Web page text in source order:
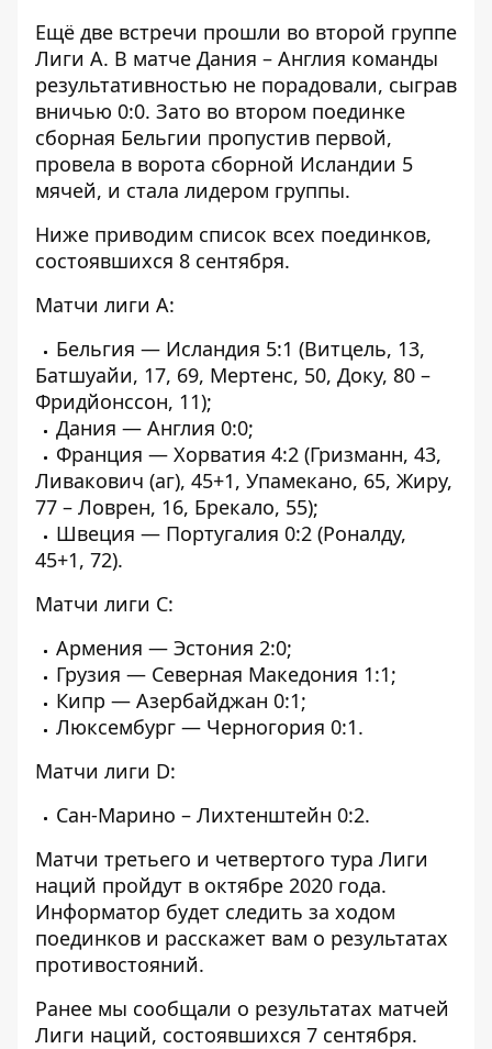
Ещё две встречи прошли во второй группе
Лиги А. В матче Дания – Англия команды
результативностью не порадовали, сыграв
вничью 0:0. Зато во втором поединке
сборная Бельгии пропустив первой,
провела в ворота сборной Исландии 5
мячей, и стала лидером группы.
Ниже приводим список всех поединков,
состоявшихся 8 сентября.
Матчи лиги А:
Бельгия — Исландия 5:1 (Витцель, 13,
Батшуайи, 17, 69, Мертенс, 50, Доку, 80 –
Фридйонссон, 11);
Дания — Англия 0:0;
Франция — Хорватия 4:2 (Гризманн, 43,
Ливакович (аг), 45+1, Упамекано, 65, Жиру,
77 – Ловрен, 16, Брекало, 55);
Швеция — Португалия 0:2 (Роналду,
45+1, 72).
Матчи лиги С:
Армения — Эстония 2:0;
Грузия — Северная Македония 1:1;
Кипр — Азербайджан 0:1;
Люксембург — Черногория 0:1.
Матчи лиги D:
Сан-Марино – Лихтенштейн 0:2.
Матчи третьего и четвертого тура Лиги
наций пройдут в октябре 2020 года.
Информатор будет следить за ходом
поединков и расскажет вам о результатах
противостояний.
Ранее мы сообщали о результатах матчей
Лиги наций, состоявшихся 7 сентября.